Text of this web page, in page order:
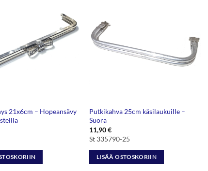
21x6cm – Hopeansävy
Putkikahva 25cm käsilaukuille –
Suora
11,90€
St 335790-25
LISÄÄ OSTOSKORIIN